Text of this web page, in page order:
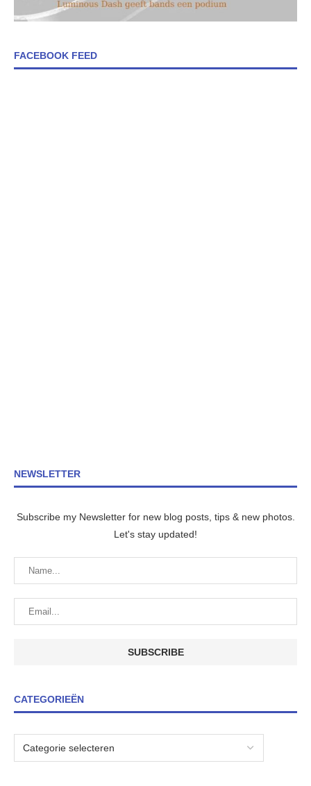
FACEBOOK FEED
NEWSLETTER
Subscribe my Newsletter for new blog posts, tips & new photos.
Let's stay updated!
CATEGORIEËN